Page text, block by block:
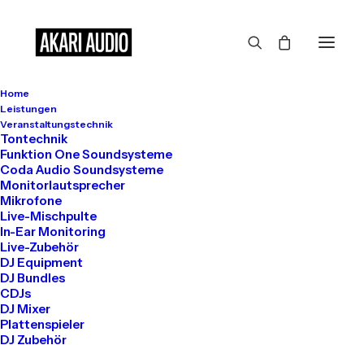
Home
Leistungen
Veranstaltungstechnik
Tontechnik
Funktion One Soundsysteme
Coda Audio Soundsysteme
Monitorlautsprecher
Mikrofone
Live-Mischpulte
In-Ear Monitoring
Live-Zubehör
DJ Equipment
DJ Bundles
CDJs
DJ Mixer
Plattenspieler
DJ Zubehör
Großes kündigt sich an
Hier bahnt sich etwas Großes an! Unser Shop ist in Arbeit und
wird bald veröffentlicht!